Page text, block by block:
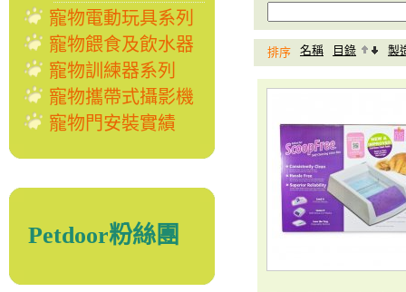
寵物電動玩具系列
寵物餵食及飲水器
寵物訓練器系列
寵物攜帶式攝影機
寵物門安裝實績
Petdoor粉絲團
排序 名稱 目錄 製